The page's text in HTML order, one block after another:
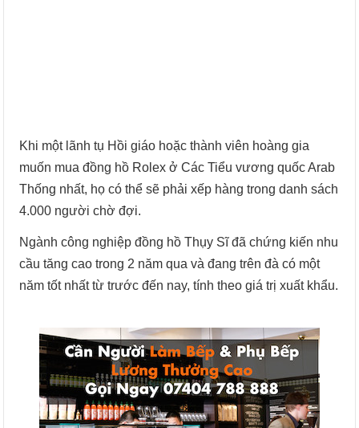
Khi một lãnh tụ Hồi giáo hoặc thành viên hoàng gia
muốn mua đồng hồ Rolex ở Các Tiểu vương quốc Arab
Thống nhất, họ có thể sẽ phải xếp hàng trong danh sách
4.000 người chờ đợi.
Ngành công nghiệp đồng hồ Thụy Sĩ đã chứng kiến nhu
cầu tăng cao trong 2 năm qua và đang trên đà có một
năm tốt nhất từ trước đến nay, tính theo giá trị xuất khẩu.